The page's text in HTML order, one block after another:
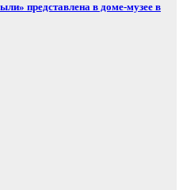
представлена в доме-музее в